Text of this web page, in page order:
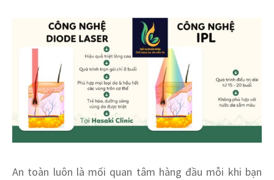
An toàn luôn là mối quan tâm hàng đầu mỗi khi bạn